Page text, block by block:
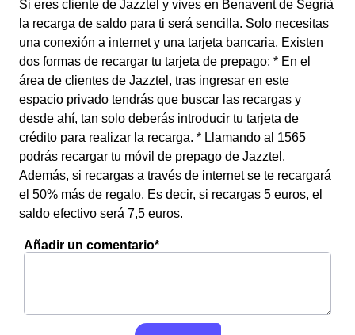
Si eres cliente de Jazztel y vives en Benavent de Segrià
la recarga de saldo para ti será sencilla. Solo necesitas
una conexión a internet y una tarjeta bancaria. Existen
dos formas de recargar tu tarjeta de prepago: * En el
área de clientes de Jazztel, tras ingresar en este
espacio privado tendrás que buscar las recargas y
desde ahí, tan solo deberás introducir tu tarjeta de
crédito para realizar la recarga. * Llamando al 1565
podrás recargar tu móvil de prepago de Jazztel.
Además, si recargas a través de internet se te recargará
el 50% más de regalo. Es decir, si recargas 5 euros, el
saldo efectivo será 7,5 euros.
Añadir un comentario*